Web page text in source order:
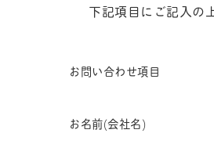
下記項目にご記入の
お問い合わせ項目
お名前(会社名)